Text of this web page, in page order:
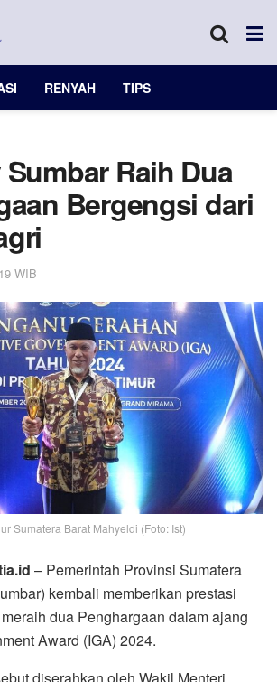
RENYAH TIPS
Raih Dua
Bergengsi dari
WIB
Sumatera Barat Mahyeldi (Foto: Ist)
– Pemerintah Provinsi Sumatera
kembali memberikan prestasi
dua Penghargaan dalam ajang
Award (IGA) 2024.